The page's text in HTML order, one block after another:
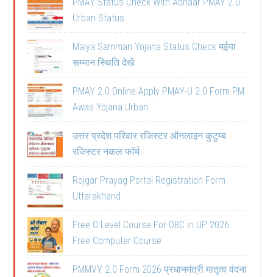
Urban Status
Maiya Samman Yojana Status Check मईया
सम्मान स्थिति देखें
PMAY 2.0 Online Apply PMAY-U 2.0 Form PM
Awas Yojana Urban
उत्तर प्रदेश परिवार रजिस्टर ऑनलाइन कुटुम्ब
रजिस्टर नकल फॉर्म
Rojgar Prayag Portal Registration Form
Uttarakhand
Free O Level Course For OBC in UP 2026
Free Computer Course
PMMVY 2.0 Form 2026 प्रधानमंत्री मातृत्व वंदना